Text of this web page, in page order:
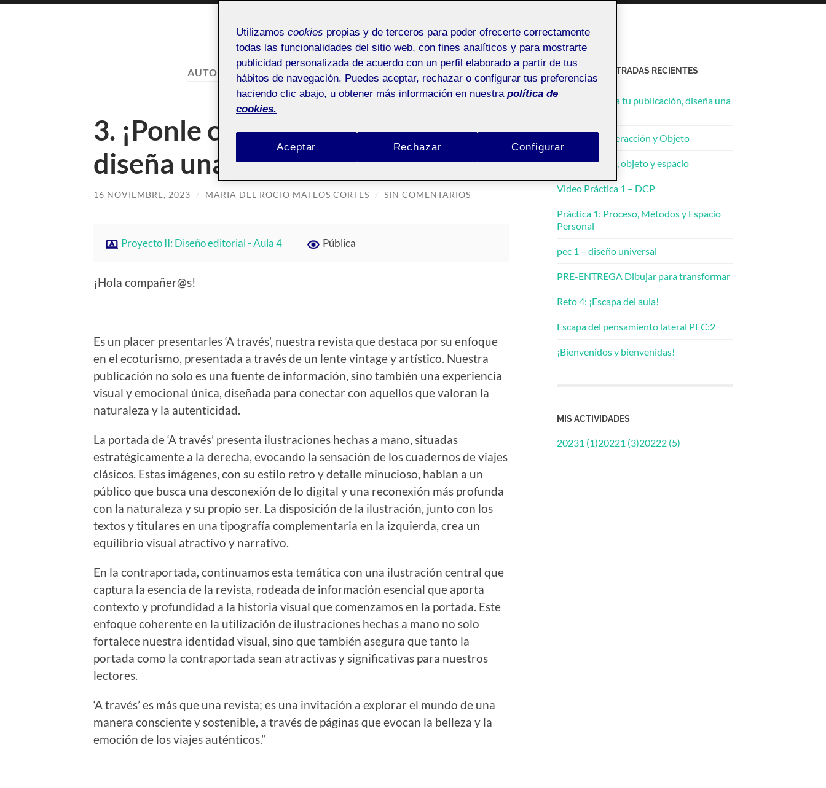
AUTOR: MARIA DEL ROCIO MATEOS CORTES
3. ¡Ponle cara a tu publicación,
diseña una portada!
16 NOVIEMBRE, 2023 / MARIA DEL ROCIO MATEOS CORTES / SIN COMENTARIOS
Proyecto II: Diseño editorial - Aula 4 Pública
¡Hola compañer@s!
Es un placer presentarles ‘A través’, nuestra revista que destaca por su enfoque
en el ecoturismo, presentada a través de un lente vintage y artístico. Nuestra
publicación no solo es una fuente de información, sino también una experiencia
visual y emocional única, diseñada para conectar con aquellos que valoran la
naturaleza y la autenticidad.
La portada de ‘A través’ presenta ilustraciones hechas a mano, situadas
estratégicamente a la derecha, evocando la sensación de los cuadernos de viajes
clásicos. Estas imágenes, con su estilo retro y detalle minucioso, hablan a un
público que busca una desconexión de lo digital y una reconexión más profunda
con la naturaleza y su propio ser. La disposición de la ilustración, junto con los
textos y titulares en una tipografía complementaria en la izquierda, crea un
equilibrio visual atractivo y narrativo.
En la contraportada, continuamos esta temática con una ilustración central que
captura la esencia de la revista, rodeada de información esencial que aporta
contexto y profundidad a la historia visual que comenzamos en la portada. Este
enfoque coherente en la utilización de ilustraciones hechas a mano no solo
fortalece nuestra identidad visual, sino que también asegura que tanto la
portada como la contraportada sean atractivas y significativas para nuestros
lectores.
‘A través’ es más que una revista; es una invitación a explorar el mundo de una
manera consciente y sostenible, a través de páginas que evocan la belleza y la
emoción de los viajes auténticos.”
ACTIFOLIO ENTRADAS RECIENTES
3. ¡Ponle cara a tu publicación, diseña una
Práctica 2: Interacción y Objeto
PEC2: Cuerpo, objeto y espacio
Video Práctica 1 – DCP
Práctica 1: Proceso, Métodos y Espacio
Personal
pec 1 – diseño universal
PRE-ENTREGA Dibujar para transformar
Reto 4: ¡Escapa del aula!
Escapa del pensamiento lateral PEC:2
¡Bienvenidos y bienvenidas!
MIS ACTIVIDADES
20231 (1)20221 (3)20222 (5)
Utilizamos cookies propias y de terceros para poder ofrecerte correctamente
todas las funcionalidades del sitio web, con fines analíticos y para mostrarte
publicidad personalizada de acuerdo con un perfil elaborado a partir de tus
hábitos de navegación. Puedes aceptar, rechazar o configurar tus preferencias
haciendo clic abajo, u obtener más información en nuestra política de
cookies.
Rechazar
Aceptar Configurar